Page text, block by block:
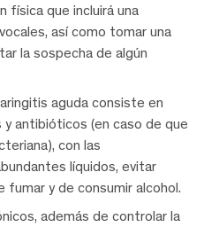
física que incluirá una
así como tomar una
la sospecha de algún
aguda consiste en
antibióticos (en caso de que
con las
líquidos, evitar
fumar y de consumir alcohol.
además de controlar la